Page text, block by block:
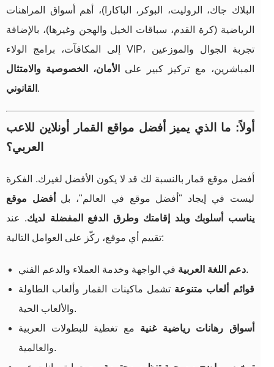
البلاك جاك، الروليت، البوكر، الباكارا)، أهم أسواق المراهنات
الرياضية (كرة القدم، سباقات الخيل والهجن وغيرها)، بالإضافة
إلى المكافآت، برامج الولاء VIP، تجربة الجوال والموزعين
المباشرين، مع تركيز كبير على
الأمان، الخصوصية والامتثال
القانوني .
أولاً: ما الذي يميز أفضل مواقع القمار أونلاين للاعب
العربي؟
أفضل موقع قمار بالنسبة لك قد لا يكون الأفضل لغيرك. الفكرة
ليست في إيجاد "أفضل موقع في العالم"، بل
أفضل موقع
يناسب أسلوبك وبلد إقامتك وطرق الدفع المفضلة لديك. عند
تقييم أي موقع، ركّز على العوامل التالية:
دعم اللغة العربيةفي الواجهة وخدمة العملاء والدعم الفني.
قوائم ألعاب متنوعة تشمل ماكينات القمار وألعاب الطاولة
والألعاب الحية.
أسواق رهانات رياضية غنية مع تغطية للبطولات العربية
والعالمية.